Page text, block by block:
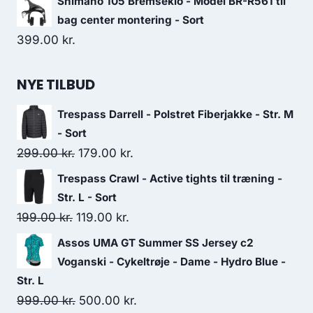
bag center montering - Sort
399.00 kr.
NYE TILBUD
Trespass Darrell - Polstret Fiberjakke - Str. M
- Sort
299.00kr. Original
price
was:
299.00 kr..
179.00 kr.
price
Trespass Crawl - Active tights til træning -
Str. L - Sort
199.00kr. Original
price
was:
119.00 kr.
price
is:
Assos UMA GT Summer SS Jersey c2
Voganski - Cykeltrøje - Dame - Hydro Blue -
Str. L
999.00kr. Original
500.00 kr.